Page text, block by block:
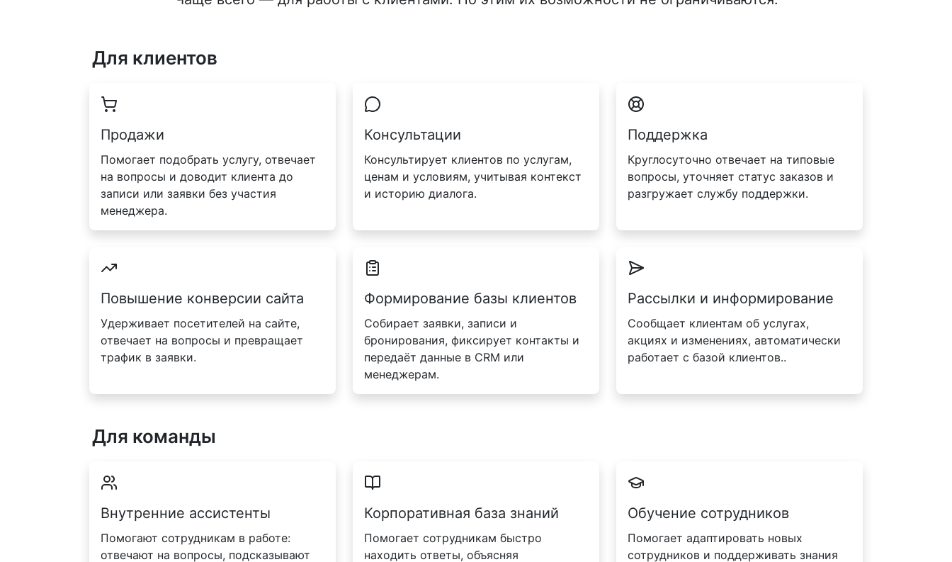
Для клиентов
Продажи
Помогает подобрать услугу, отвечает
на вопросы и доводит клиента до
записи или заявки без участия
менеджера.
Консультации
Консультирует клиентов по услугам,
ценам и условиям, учитывая контекст
и историю диалога.
Поддержка
Круглосуточно отвечает на типовые
вопросы, уточняет статус заказов и
разгружает службу поддержки.
Повышение конверсии сайта
Удерживает посетителей на сайте,
отвечает на вопросы и превращает
трафик в заявки.
Формирование базы клиентов
Собирает заявки, записи и
бронирования, фиксирует контакты и
передаёт данные в CRM или
менеджерам.
Рассылки и информирование
Сообщает клиентам об услугах,
акциях и изменениях, автоматически
работает с базой клиентов..
Для команды
Внутренние ассистенты
Помогают сотрудникам в работе:
отвечают на вопросы, подсказывают
Корпоративная база знаний
Помогает сотрудникам быстро
находить ответы, объясняя
Обучение сотрудников
Помогает адаптировать новых
сотрудников и поддерживать знания